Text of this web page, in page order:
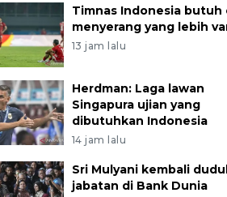
Timnas Indonesia butuh
menyerang yang lebih
13 jam lalu
Herdman: Laga lawan
Singapura ujian yang
dibutuhkan Indonesia
14 jam lalu
Sri Mulyani kembali
jabatan di Bank Dunia